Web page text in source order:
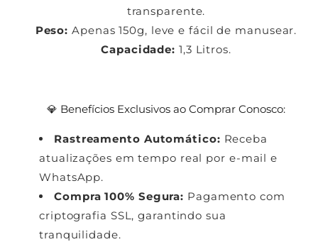
transparente.
Peso: Apenas 150g, leve e fácil de manusear.
Capacidade: 1,3 Litros.
💎 Benefícios Exclusivos ao Comprar Conosco:
Rastreamento Automático: Receba
atualizações em tempo real por e-mail e
WhatsApp.
Compra 100% Segura: Pagamento com
criptografia SSL, garantindo sua
tranquilidade.